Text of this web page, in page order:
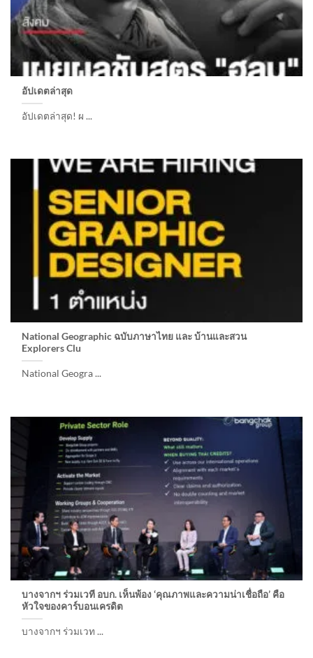
อัปเดตล่าสุด
อัปเดตล่าสุด! ผ ...
National Geographic ฉบับภาษาไทย และ บ้านและสวน
Explorers Clu
National Geogra ...
บางจากฯ ร่วมเวที อบก. เห็นพ้อง ‘คุณภาพและความน่าเชื่อถือ’ คือ
หัวใจของคาร์บอนเครดิต
บางจากฯ ร่วมเวท ...